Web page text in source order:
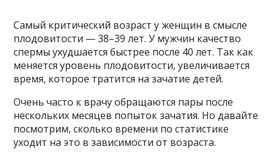
Самый критический возраст у женщин в смысле
плодовитости — 38–39 лет. У мужчин качество
спермы ухудшается быстрее после 40 лет. Так как
меняется уровень плодовитости, увеличивается
время, которое тратится на зачатие детей.
Очень часто к врачу обращаются пары после
нескольких месяцев попыток зачатия. Но давайте
посмотрим, сколько времени по статистике
уходит на это в зависимости от возраста.